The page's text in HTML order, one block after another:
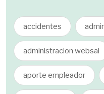
accidentes
administracion websal
aporte empleador